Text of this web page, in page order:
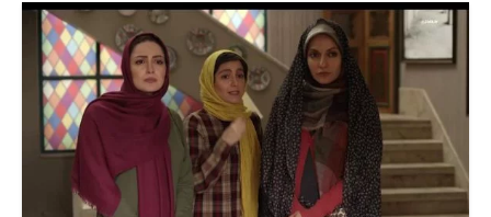
کتاب و کتاب‌خوانی
تاریخ
معماری
علمی
فناوری‌ها
نجوم و هوا فضا